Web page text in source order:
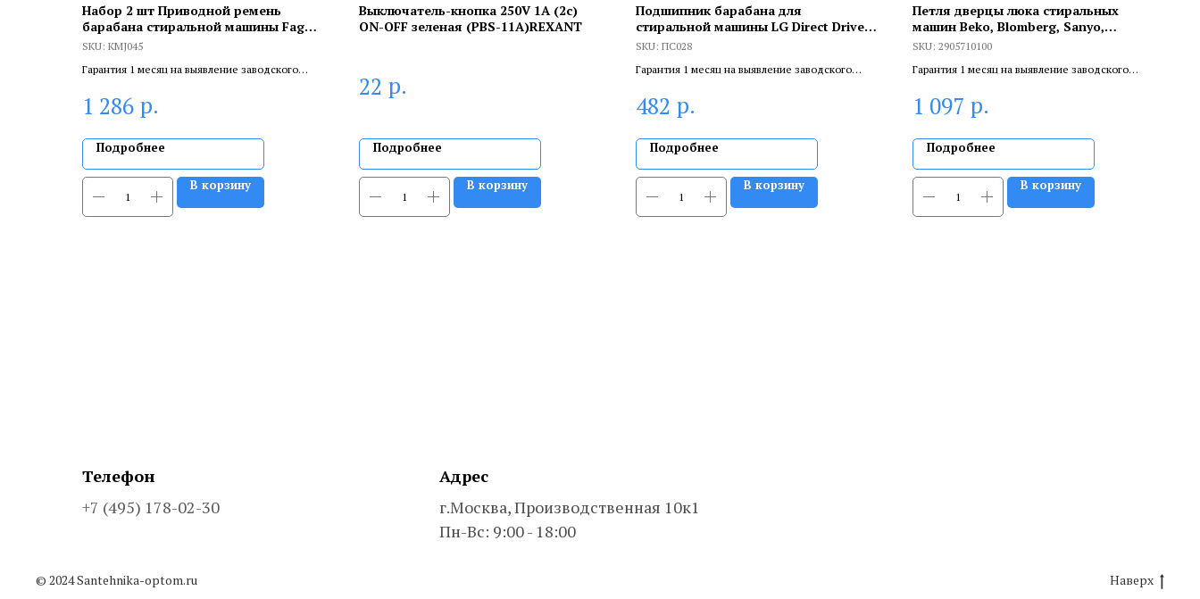
Набор 2 шт Приводной ремень
барабана стиральной машины Fagor,
Whirlpool,Hutchinson 1089 J4, KMJ045
SKU: KMJ045
Гарантия 1 месяц на выявление заводского
сертифицированный специалист.
1 286 р.
Подробнее
В корзину
Выключатель-кнопка 250V 1А (2с)
ON-OFF зеленая (PBS-11А)REXANT
22 р.
Подробнее
В корзину
Подшипник барабана для
стиральной машины LG Direct Drive
Inverter 6306 ZZ, 30х72х19, ПС028
SKU: ПС028
Гарантия 1 месяц на выявление заводского
сертифицированный специалист.
482 р.
Подробнее
В корзину
Петля дверцы люка стиральных
машин Beko, Blomberg, Sanyo,
2905710100
SKU: 2905710100
Гарантия 1 месяц на выявление заводского
сертифицированный специалист.
1 097 р.
Подробнее
В корзину
Телефон
+7 (495) 178-02-30
Адрес
г.Москва, Производственная 10к1
Пн-Вс: 9:00 - 18:00
© 2024 Santehnika-optom.ru Наверх